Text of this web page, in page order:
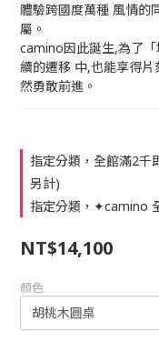
體驗跨國度萬種 風情的
屬。
camino因此誕生,為了
續的遷移 中,也能享得
然勇敢前進。
指定分類，全館滿2千
另計)
指定分類，✦camino
NT$14,100
顏色